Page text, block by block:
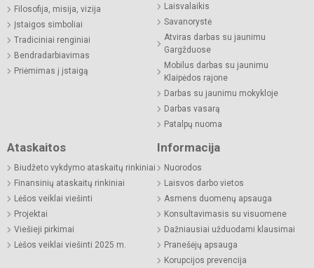
Filosofija, misija, vizija
Įstaigos simboliai
Tradiciniai renginiai
Bendradarbiavimas
Priėmimas į įstaigą
Laisvalaikis
Savanorystė
Atviras darbas su jaunimu
Gargžduose
Mobilus darbas su jaunimu
Klaipėdos rajone
Darbas su jaunimu mokykloje
Darbas vasarą
Patalpų nuoma
Ataskaitos
Biudžeto vykdymo ataskaitų rinkiniai
Finansinių ataskaitų rinkiniai
Lėšos veiklai viešinti
Projektai
Viešieji pirkimai
Lėšos veiklai viešinti 2025 m.
Informacija
Nuorodos
Laisvos darbo vietos
Asmens duomenų apsauga
Konsultavimasis su visuomene
Dažniausiai užduodami klausimai
Pranešėjų apsauga
Korupcijos prevencija